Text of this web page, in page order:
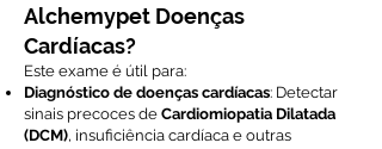
Alchemypet Doenças
Cardíacas?
Este exame é útil para:
Diagnóstico de doenças cardíacas: Detectar
sinais precoces de Cardiomiopatia Dilatada
(DCM), insuficiência cardíaca e outras